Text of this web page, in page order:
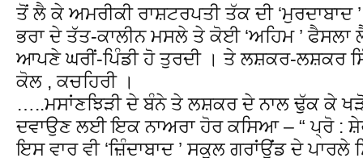
ਤੋਂ ਲੈ ਕੇ ਅਮਰੀਕੀ ਰਾਸ਼ਟਰਪਤੀ ਤੱਕ ਦੀ ‘ਮੁਰਦਾਬਾਦ
ਭਰਾ ਦੇ ਤੱਤ-ਕਾਲੀਨ ਮਸਲੇ ਤੇ ਕੋਈ ‘ਅਹਿਮ ’
ਆਪਣੇ ਘਰੀਂ-ਪਿੰਡੀ ਹੋ ਤੁਰਦੀ । ਤੇ ਲਸ਼ਕਰ-ਲਸ਼ਕਰ
ਕੋਲ , ਕਚਹਿਰੀ ।
…..ਮਸਾਂਣਝਿੜੀ ਦੇ ਬੰਨੇ ਤੇ ਲਸ਼ਕਰ ਦੇ ਨਾਲ ਢੁੱਕ ਕੇ
ਦਵਾਉਣ ਲਈ ਇਕ ਨਾਅਰਾ ਹੋਰ ਕਸਿਆ – “ ਪ੍ਰੋ :
ਇਸ ਵਾਰ ਵੀ ‘ਜ਼ਿੰਦਾਬਾਦ ’ ਸਕੂਲ ਗਰਾਂਊਂਡ ਦੇ